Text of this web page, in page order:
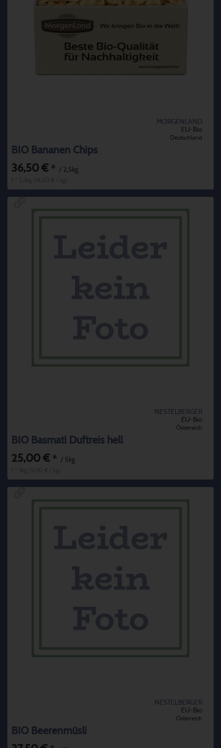
MORGENLAND
EU-Bio
Deutschland
BIO Bananen Chips
36,50 € * / 2,5kg
NESTELBERGER
EU-Bio
Österreich
BIO Basmati Duftreis hell
25,00 € * / 5kg
NESTELBERGER
EU-Bio
Österreich
BIO Beerenmüsli